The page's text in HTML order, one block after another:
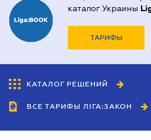
каталог Украины
ТАРИФЫ
КАТАЛОГ РЕШЕНИЙ
ВСЕ ТАРИФЫ ЛІГА:ЗАКОН